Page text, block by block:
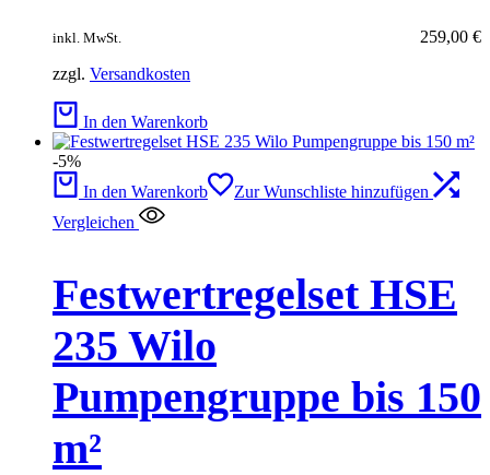
259,00 €
inkl. MwSt.
zzgl. Versandkosten
In den Warenkorb
-5%
In den Warenkorb
Zur Wunschliste hinzufügen
Vergleichen
Festwertregelset HSE
235 Wilo
Pumpengruppe bis 150
m²